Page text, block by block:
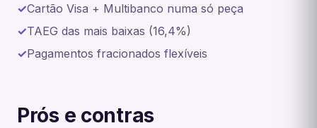
Cartão Visa + Multibanco numa só peça
TAEG das mais baixas (16,4%)
Pagamentos fracionados flexíveis
Prós e contras